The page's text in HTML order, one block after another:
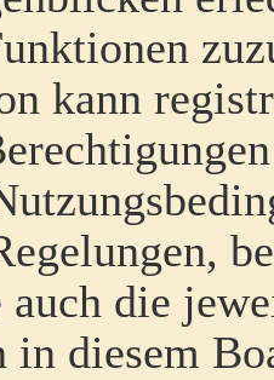
kann
auch die
in diesem